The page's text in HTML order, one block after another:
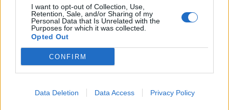
I want to opt-out of Collection, Use,
Retention, Sale, and/or Sharing of my
Personal Data that Is Unrelated with the
Purposes for which it was collected.
Opted Out
CONFIRM
Data Deletion Data Access Privacy Policy
NEON ÜZLET
Az eventben kapott dekorok az üzletben is
megvásárolhatók,
A fizető eszköz:szerelem lakat